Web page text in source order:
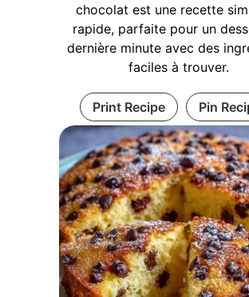
chocolat est une recette
rapide, parfaite pour un
dernière minute avec des
faciles à trouver.
Print Recipe Pin